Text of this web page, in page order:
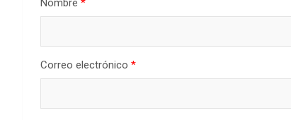
Nombre *
Correo electrónico *